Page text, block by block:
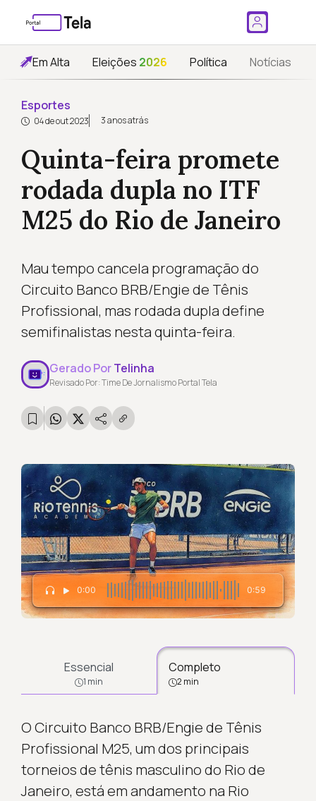
Em Alta Eleições 2026 Política Notícias
Esportes
04 de out 2023 3 anos atrás
Quinta-feira promete
rodada dupla no ITF
M25 do Rio de Janeiro
Mau tempo cancela programação do
Circuito Banco BRB/Engie de Tênis
Profissional, mas rodada dupla define
semifinalistas nesta quinta-feira.
Gerado PorTelinha
Revisado Por: Time De Jornalismo Portal Tela
0:00 0:59
Essencial
1 min
Completo
2 min
O Circuito Banco BRB/Engie de Tênis
Profissional M25, um dos principais
torneios de tênis masculino do Rio de
Janeiro, está em andamento na Rio